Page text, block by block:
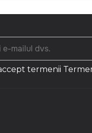
termenii